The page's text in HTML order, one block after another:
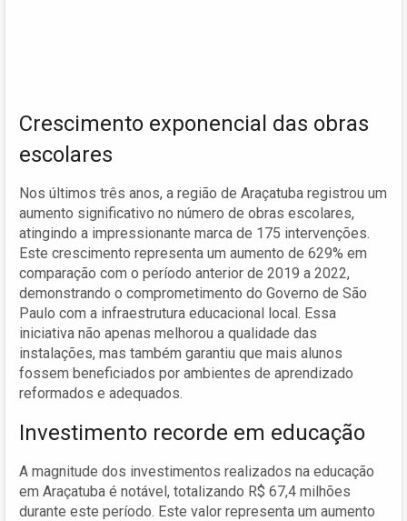
Crescimento exponencial das obras
escolares
Nos últimos três anos, a região de Araçatuba registrou um
aumento significativo no número de obras escolares,
atingindo a impressionante marca de 175 intervenções.
Este crescimento representa um aumento de 629% em
comparação com o período anterior de 2019 a 2022,
demonstrando o comprometimento do Governo de São
Paulo com a infraestrutura educacional local. Essa
iniciativa não apenas melhorou a qualidade das
instalações, mas também garantiu que mais alunos
fossem beneficiados por ambientes de aprendizado
reformados e adequados.
Investimento recorde em educação
A magnitude dos investimentos realizados na educação
em Araçatuba é notável, totalizando R$ 67,4 milhões
durante este período. Este valor representa um aumento